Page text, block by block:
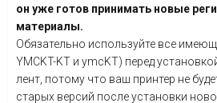
он уже готов принимать новые
материалы.
Обязательно используйте все
YMCKT-KT и ymcKT) перед
лент, потому что ваш принтер не
старых версий после установки